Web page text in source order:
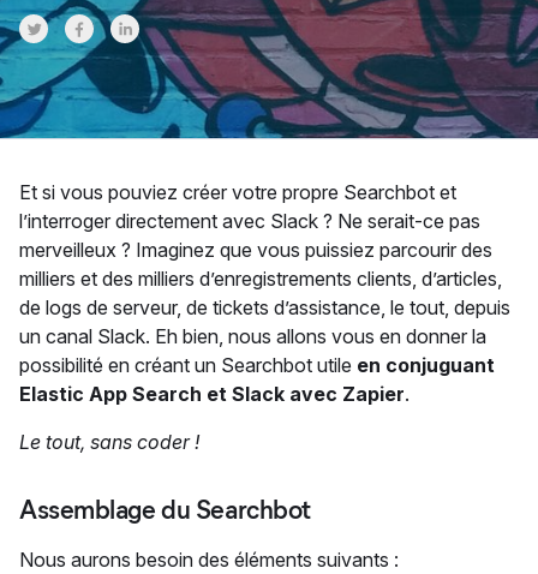
Share on Twitter
Share on Facebook
Share on LinkedInr
Et si vous pouviez créer votre propre Searchbot et
l’interroger directement avec Slack ? Ne serait-ce pas
merveilleux ? Imaginez que vous puissiez parcourir des
milliers et des milliers d’enregistrements clients, d’articles,
de logs de serveur, de tickets d’assistance, le tout, depuis
un canal Slack. Eh bien, nous allons vous en donner la
possibilité en créant un Searchbot utile en conjuguant
Elastic App Search et Slack avec Zapier.
Le tout, sans coder !
Assemblage du Searchbot
Nous aurons besoin des éléments suivants :